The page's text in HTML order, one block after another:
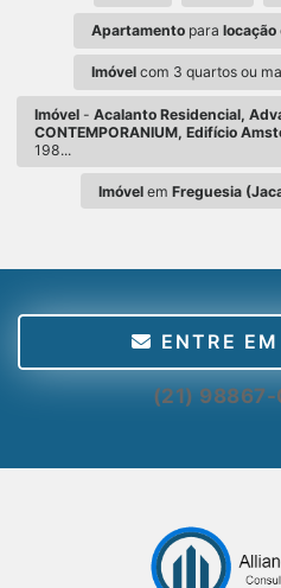
Apartamento para locação
Imóvel com 3 quartos ou
Imóvel -Acalanto Residencial,
CONTEMPORANIUM, Edifício
198...
Imóvel emFreguesia
ENTRE
(21)